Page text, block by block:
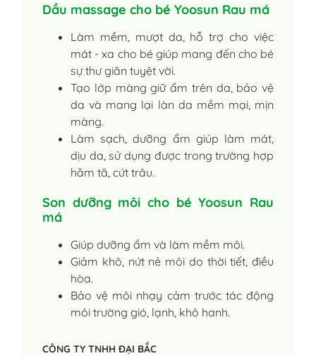
Dầu massage cho bé Yoosun Rau má
Làm mềm, mượt da, hỗ trợ cho việc
mát - xa cho bé giúp mang đến cho bé
sự thư giãn tuyệt vời.
Tạo lớp màng giữ ẩm trên da, bảo vệ
da và mang lại làn da mềm mại, mịn
màng.
Làm sạch, dưỡng ẩm giúp làm mát,
dịu da, sử dụng được trong trường hợp
hăm tã, cứt trâu.
Son dưỡng môi cho bé Yoosun Rau
má
Giúp dưỡng ẩm và làm mềm môi.
Giảm khô, nứt nẻ môi do thời tiết, điều
hòa.
Bảo vệ môi nhạy cảm trước tác động
môi trường gió, lạnh, khô hanh.
CÔNG TY TNHH ĐẠI BẮC